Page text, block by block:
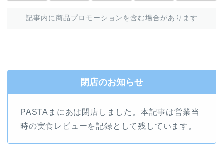
記事内に商品プロモーションを含む場合があります
閉店のお知らせ
PASTAまにあは閉店しました。本記事は営業当
時の実食レビューを記録として残しています。